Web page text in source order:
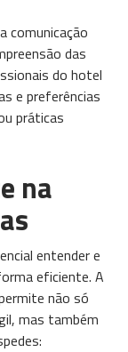
comunicação
das
do hotel
e preferências
práticas
na
entender e
eficiente. A
não só
mas também